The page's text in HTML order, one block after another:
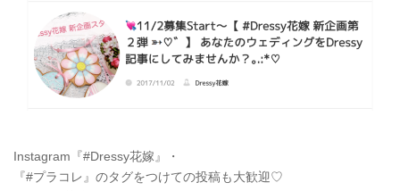
Instagram『#Dressy花嫁』・
『#プラコレ』のタグをつけての投稿も大歓迎♡